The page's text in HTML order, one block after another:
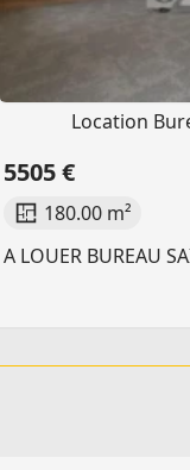
Location
5505 €
180.00 m²
A LOUER BUREAU